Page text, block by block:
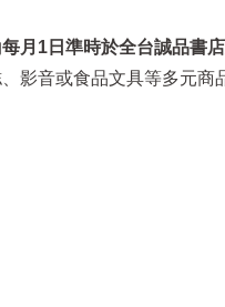
每月1日準時於全台誠品書
影音或食品文具等多元商